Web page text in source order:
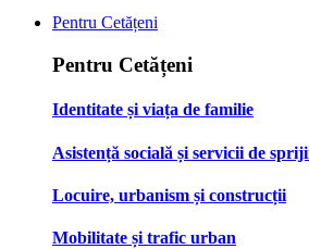
Pentru Cetățeni
Pentru Cetățeni
Identitate și viața de familie
Asistență socială și servicii de
Locuire, urbanism și construcții
Mobilitate și trafic urban